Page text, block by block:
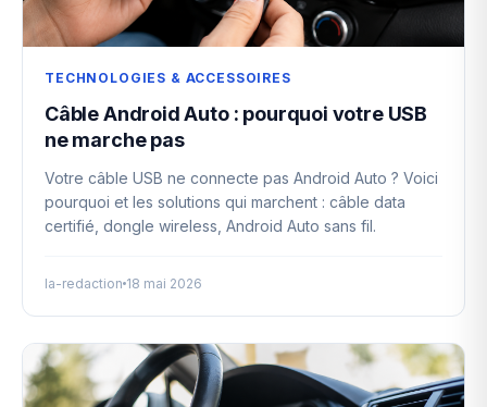
TECHNOLOGIES & ACCESSOIRES
Câble Android Auto : pourquoi votre USB
ne marche pas
Votre câble USB ne connecte pas Android Auto ? Voici
pourquoi et les solutions qui marchent : câble data
certifié, dongle wireless, Android Auto sans fil.
la-redaction 18 mai 2026